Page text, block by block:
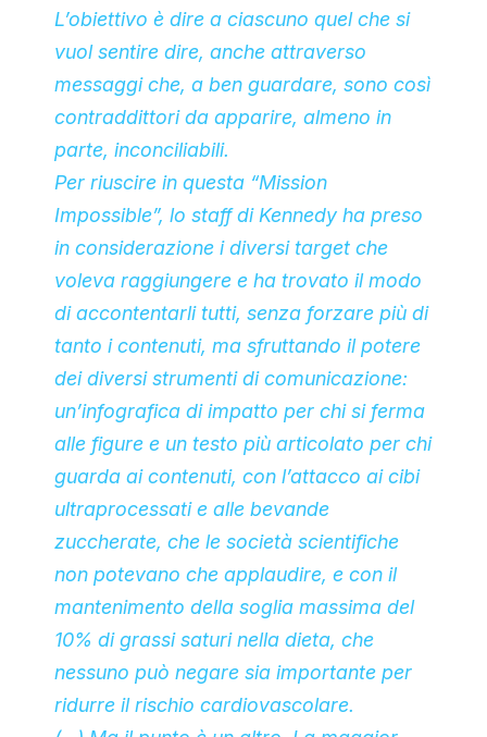
L’obiettivo è dire a ciascuno quel che si
vuol sentire dire, anche attraverso
messaggi che, a ben guardare, sono così
contraddittori da apparire, almeno in
parte, inconciliabili.
Per riuscire in questa “Mission
Impossible”, lo staff di Kennedy ha preso
in considerazione i diversi target che
voleva raggiungere e ha trovato il modo
di accontentarli tutti, senza forzare più di
tanto i contenuti, ma sfruttando il potere
dei diversi strumenti di comunicazione:
un’infografica di impatto per chi si ferma
alle figure e un testo più articolato per chi
guarda ai contenuti, con l’attacco ai cibi
ultraprocessati e alle bevande
zuccherate, che le società scientifiche
non potevano che applaudire, e con il
mantenimento della soglia massima del
10% di grassi saturi nella dieta, che
nessuno può negare sia importante per
ridurre il rischio cardiovascolare.